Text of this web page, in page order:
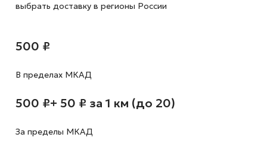
выбрать доставку в регионы России
500 ₽
В пределах МКАД
500 ₽+ 50 ₽ за 1 км (до 20)
За пределы МКАД